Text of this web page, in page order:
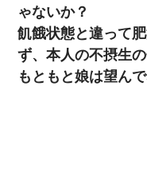
ゃないか？
飢餓状態と違って
ず、本人の不摂生
もともと娘は望ん